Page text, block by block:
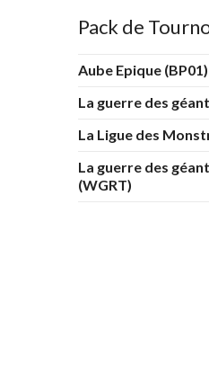
Pack de
Aube Epique (BP01)
La guerre des
La Ligue des
La guerre des
(WGRT)